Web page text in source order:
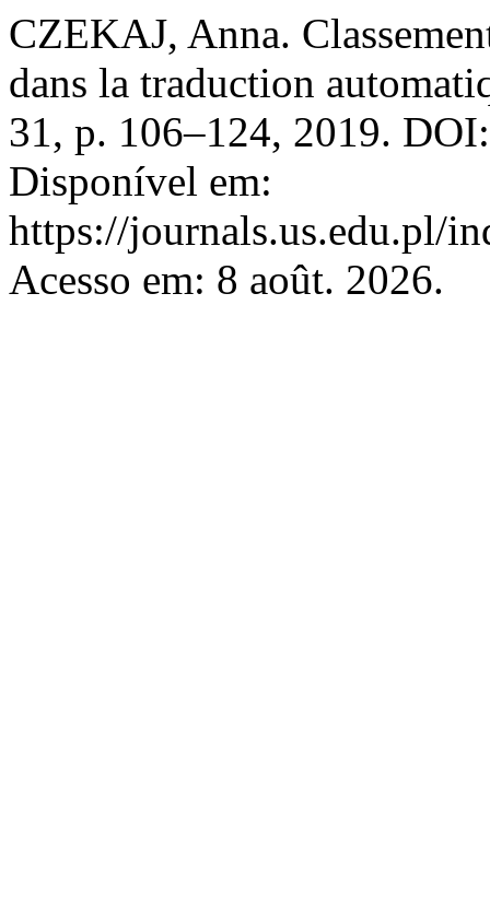
CZEKAJ, Anna.
dans la traduction
31, p. 106–124, 2019.
Disponível em:
https://journals.us.edu.pl/
Acesso em: 8 août. 2026.